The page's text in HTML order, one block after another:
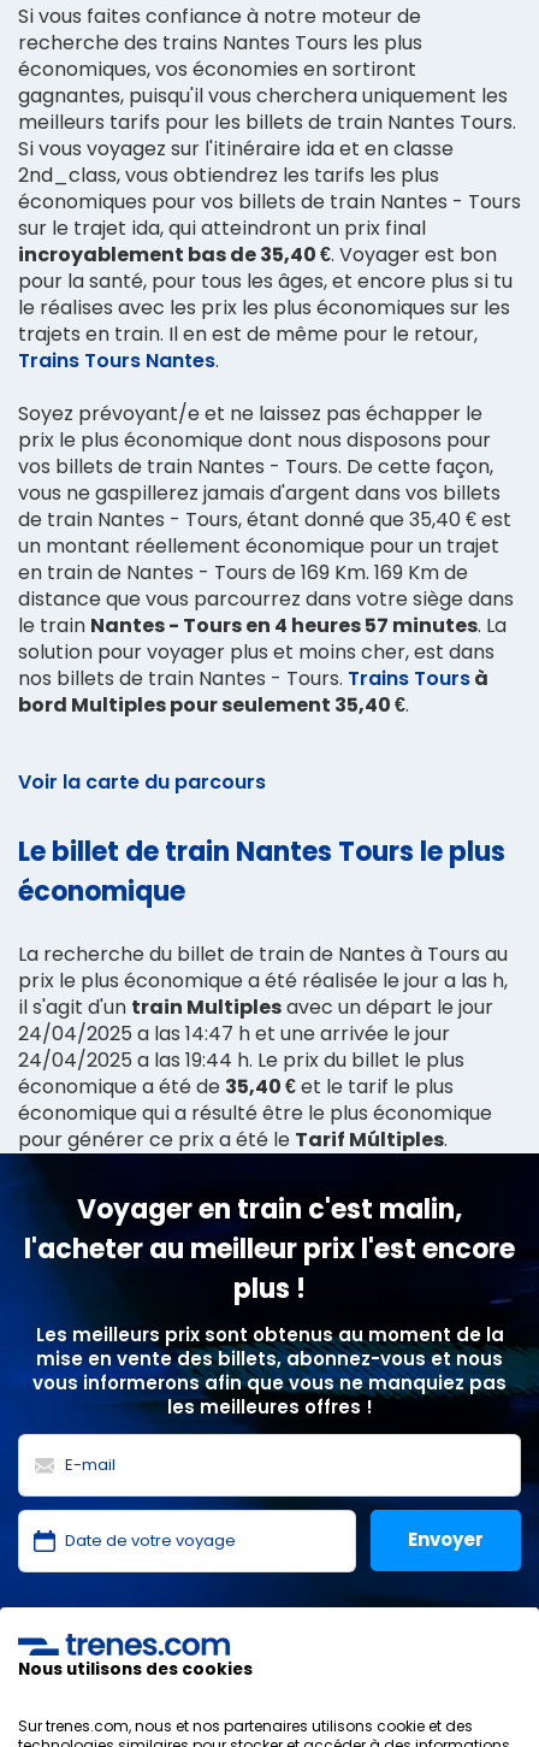
Si vous faites confiance à notre moteur de
recherche des trains Nantes Tours les plus
économiques, vos économies en sortiront
gagnantes, puisqu'il vous cherchera uniquement les
meilleurs tarifs pour les billets de train Nantes Tours.
Si vous voyagez sur l'itinéraire ida et en classe
2nd_class, vous obtiendrez les tarifs les plus
économiques pour vos billets de train Nantes - Tours
sur le trajet ida, qui atteindront un prix final
incroyablement bas de 35,40 €. Voyager est bon
pour la santé, pour tous les âges, et encore plus si tu
le réalises avec les prix les plus économiques sur les
trajets en train. Il en est de même pour le retour,
Trains Tours Nantes.
Soyez prévoyant/e et ne laissez pas échapper le
prix le plus économique dont nous disposons pour
vos billets de train Nantes - Tours. De cette façon,
vous ne gaspillerez jamais d'argent dans vos billets
de train Nantes - Tours, étant donné que 35,40 € est
un montant réellement économique pour un trajet
en train de Nantes - Tours de 169 Km. 169 Km de
distance que vous parcourrez dans votre siège dans
le train Nantes - Tours en 4 heures 57 minutes. La
solution pour voyager plus et moins cher, est dans
nos billets de train Nantes - Tours. Trains Toursà
bord Multiples pour seulement 35,40 €.
Voir la carte du parcours
Le billet de train Nantes Tours le plus
économique
La recherche du billet de train de Nantes à Tours au
prix le plus économique a été réalisée le jour a las h,
il s'agit d'un train Multiplesavec un départ le jour
24/04/2025 a las 14:47 h et une arrivée le jour
24/04/2025 a las 19:44 h. Le prix du billet le plus
économique a été de 35,40 €et le tarif le plus
économique qui a résulté être le plus économique
pour générer ce prix a été le Tarif Múltiples.
Voyager en train c'est malin,
l'acheter au meilleur prix l'est encore
plus !
Les meilleurs prix sont obtenus au moment de la
mise en vente des billets, abonnez-vous et nous
vous informerons afin que vous ne manquiez pas
les meilleures offres !
protection des données
ONLINE TRAVEL SOLUTIONS.
Nous utilisons des cookies
Sur trenes.com, nous et nos partenaires utilisons cookie et des